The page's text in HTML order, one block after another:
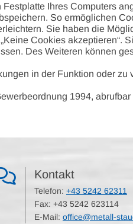
Ihres Computers
So ermöglichen
Sie haben die
Cookies akzeptieren“.
Des Weiteren können
in der Funktion oder
1994, abrufbar
Kontakt
Telefon: +43 5242 62311
Fax: +43 5242 623114
E-Mail: office@metall-